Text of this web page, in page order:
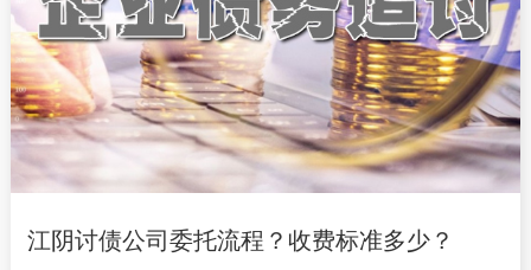
江阴讨债公司委托流程？收费标准多少？